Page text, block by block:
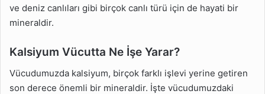
ve deniz canlıları gibi birçok canlı türü için de hayati bir
mineraldir.
Kalsiyum Vücutta Ne İşe Yarar?
Vücudumuzda kalsiyum, birçok farklı işlevi yerine getiren
son derece önemli bir mineraldir. İşte vücudumuzdaki